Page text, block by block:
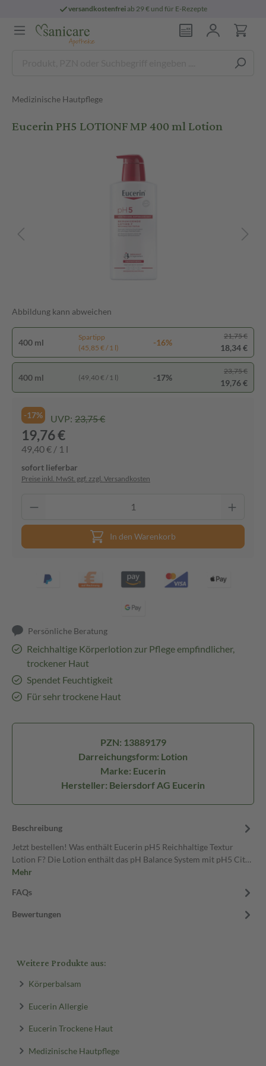
versandkostenfreiab 29 € und für E-Rezepte
Medizinische Hautpflege
Eucerin PH5 LOTIONF MP 400 ml Lotion
Abbildung kann abweichen
400 ml
Spartipp
(45,85 € / 1 l)
-16%
21,75 €
18,34 €
400 ml (49,40 € / 1 l) -17%
23,75 €
19,76 €
-17% UVP: 23,75 €
19,76 €
49,40 € / 1 l
sofort lieferbar
Preise inkl. MwSt. ggf. zzgl. Versandkosten
In den Warenkorb
Persönliche Beratung
Reichhaltige Körperlotion zur Pflege empfindlicher,
trockener Haut
Spendet Feuchtigkeit
Für sehr trockene Haut
PZN: 13889179
Darreichungsform: Lotion
Marke: Eucerin
Hersteller: Beiersdorf AG Eucerin
Beschreibung
Jetzt bestellen! Was enthält Eucerin pH5 Reichhaltige Textur
Lotion F? Die Lotion enthält das pH Balance System mit pH5 Cit…
Mehr
FAQs
Bewertungen
Weitere Produkte aus:
Körperbalsam
Eucerin Allergie
Eucerin Trockene Haut
Medizinische Hautpflege